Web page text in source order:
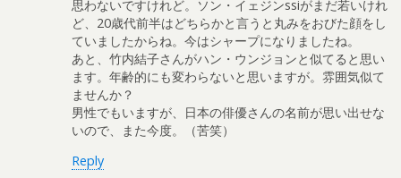
思わないですけれど。ソン・イェジンssiがまだ若いけれ
ど、20歳代前半はどちらかと言うと丸みをおびた顔をし
ていましたからね。今はシャープになりましたね。
あと、竹内結子さんがハン・ウンジョンと似てると思い
ます。年齢的にも変わらないと思いますが。雰囲気似て
ませんか？
男性でもいますが、日本の俳優さんの名前が思い出せな
いので、また今度。（苦笑）
Reply